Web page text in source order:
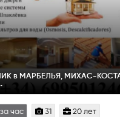
в МАРБЕЛЬЯ, МИХАС-
час 31 20 лет